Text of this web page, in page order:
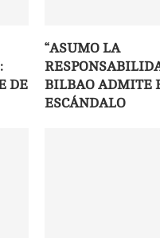
DE
“ASUMO LA
BILBAO ADMITE
ESCÁNDALO